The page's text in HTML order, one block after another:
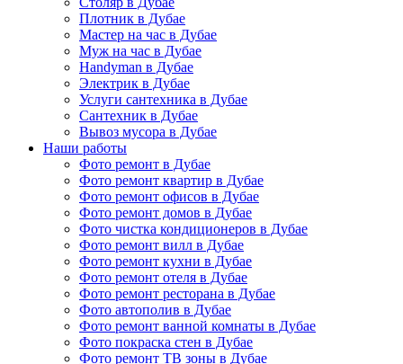
Плотник в Дубае
Мастер на час в Дубае
Муж на час в Дубае
Handyman в Дубае
Электрик в Дубае
Услуги сантехника в Дубае
Сантехник в Дубае
Вывоз мусора в Дубае
Наши работы
Фото ремонт в Дубае
Фото ремонт квартир в Дубае
Фото ремонт офисов в Дубае
Фото ремонт домов в Дубае
Фото чистка кондиционеров в Дубае
Фото ремонт вилл в Дубае
Фото ремонт кухни в Дубае
Фото ремонт отеля в Дубае
Фото ремонт ресторана в Дубае
Фото автополив в Дубае
Фото ремонт ванной комнаты в Дубае
Фото покраска стен в Дубае
Фото ремонт ТВ зоны в Дубае